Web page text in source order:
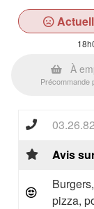
À
Précommande
Avis
pizza,